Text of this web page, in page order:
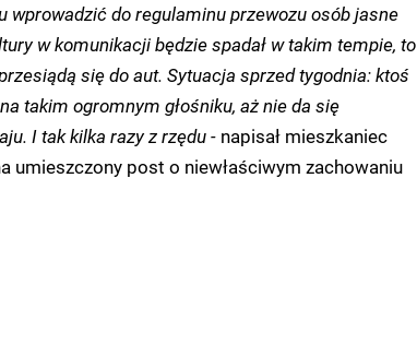
wprowadzić do regulaminu przewozu osób jasne
w komunikacji będzie spadał w takim tempie, to
się do aut. Sytuacja sprzed tygodnia: ktoś
takim ogromnym głośniku, aż nie da się
I tak kilka razy z rzędu - napisał mieszkaniec
umieszczony post o niewłaściwym zachowaniu